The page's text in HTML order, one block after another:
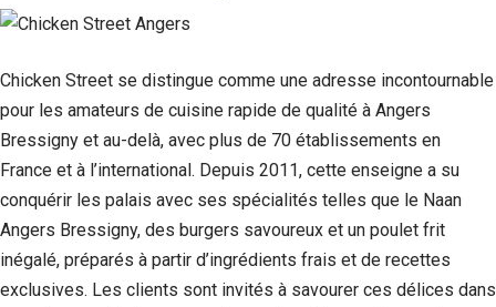
Chicken Street se distingue comme une adresse incontournable
pour les amateurs de cuisine rapide de qualité à Angers
Bressigny et au-delà, avec plus de 70 établissements en
France et à l’international. Depuis 2011, cette enseigne a su
conquérir les palais avec ses spécialités telles que le Naan
Angers Bressigny, des burgers savoureux et un poulet frit
inégalé, préparés à partir d’ingrédients frais et de recettes
exclusives. Les clients sont invités à savourer ces délices dans
Statistiques
Afin que
puissions
améliorer la
fonctionnalité
et la structure
du site Web,
en fonction
de la façon
dont le site